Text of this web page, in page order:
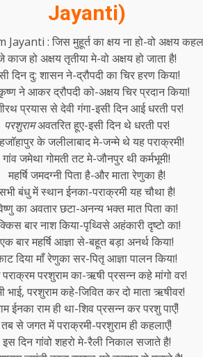
Jayanti)
: जिस मुहूर्त का क्षय ना हो-वो अक्षय
काज हो अक्षय तृतीया मे-वो अक्षय हो जाता है!
दिन दु: शासन ने-द्रौपदी का चिर हरण किया!
ने आकर द्रौपदी को-अक्षय चिर प्रदान किया!
प्रयास से देवी गंगा-इसी दिन आई धरती पर!
परशुरामअवतरित हूए-इसी दिन थे धरती पर!
के जलीलाबाद मे-जन्मे थे यह पराक्रमी!
गांव जमेथा गोमती तट मे-जौनपुर थी कर्मभूमी!
महर्षि जमदग्नी पिता है-और माता रेणुका है!
बंधु में स्थान ईनका-पराक्रमी यह चौथा है!
का अवतार छटा-अनन्य भक्त मात पिता का!
बार नाश किया-पृथ्विसे अहंकारी दृष्टो का!
एक बार महर्षि आज्ञा से-बहूत बड़ा अनर्थ किया!
दिया माँ रेणुका सर-पितृ आज्ञा पालन किया!
परशुराम का-ऋषी प्रसन्न कहे मांगो वर!
भाई, परशुराम कहे-जिवित कर दो माता ऋषीवर!
ईनका राम ही था-शिव प्रसन्न कर परशु पाएँ!
तब से जगत में पराक्रमी-परशुराम ही कहलाएँ!
इस दिन गांवो शहरो मे-रैली निकाल सजाते है!